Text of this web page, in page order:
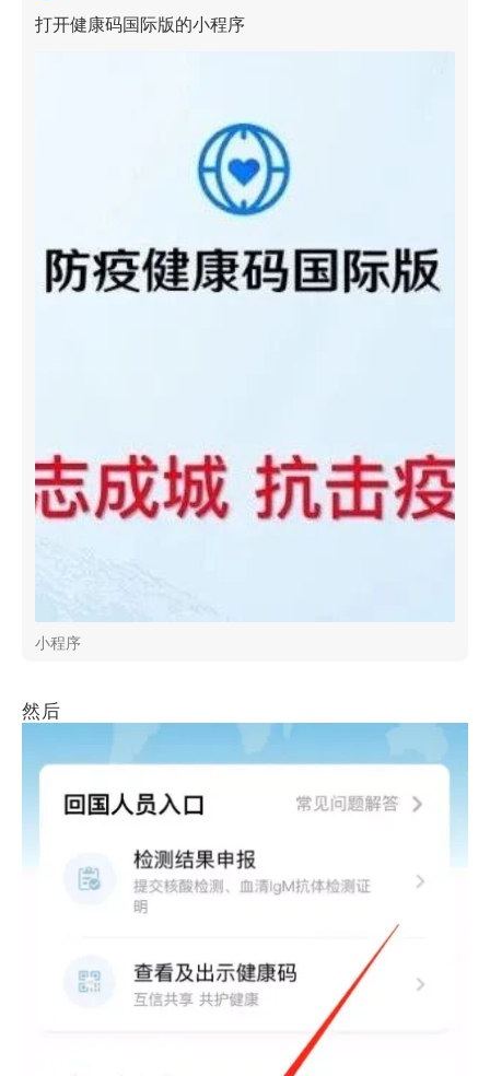
打开健康码国际版的小程序
小程序
然后